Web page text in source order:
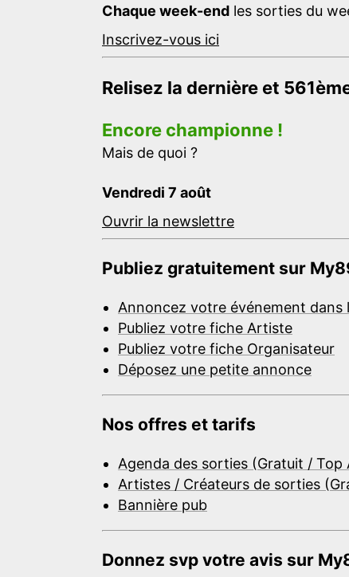
Chaque week-end les sorties du
Inscrivez-vous ici
Relisez la dernière et
Encore championne !
Mais de quoi ?
Vendredi 7 août
Ouvrir la newslettre
Publiez gratuitement sur
Annoncez votre événement dans
Publiez votre fiche Artiste
Publiez votre fiche Organisateur
Déposez une petite annonce
Nos offres et tarifs
Agenda des sorties (Gratuit / Top
Artistes / Créateurs de sorties
Bannière pub
Donnez svp votre avis sur